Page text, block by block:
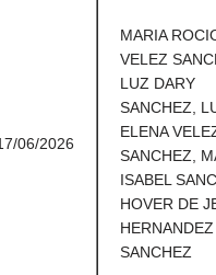
06/2026
MARIA
VELEZ
LUZ DARY
SANCHEZ,
ELENA
SANCHEZ,
ISABEL
HOVER DE
HERNANDEZ
SANCHEZ